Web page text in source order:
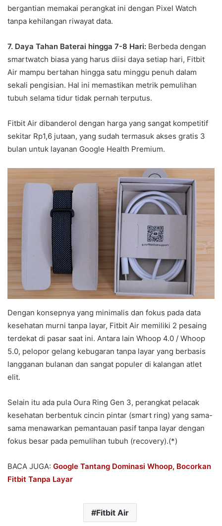
bergantian memakai perangkat ini dengan Pixel Watch
tanpa kehilangan riwayat data.
7. Daya Tahan Baterai hingga 7-8 Hari: Berbeda dengan
smartwatch biasa yang harus diisi daya setiap hari, Fitbit
Air mampu bertahan hingga satu minggu penuh dalam
sekali pengisian. Hal ini memastikan metrik pemulihan
tubuh selama tidur tidak pernah terputus.
Fitbit Air dibanderol dengan harga yang sangat kompetitif
sekitar Rp1,6 jutaan, yang sudah termasuk akses gratis 3
bulan untuk layanan Google Health Premium.
Dengan konsepnya yang minimalis dan fokus pada data
kesehatan murni tanpa layar, Fitbit Air memiliki 2 pesaing
terdekat di pasar saat ini. Antara lain Whoop 4.0 / Whoop
5.0, pelopor gelang kebugaran tanpa layar yang berbasis
langganan bulanan dan sangat populer di kalangan atlet
elit.
Selain itu ada pula Oura Ring Gen 3, perangkat pelacak
kesehatan berbentuk cincin pintar (smart ring) yang sama-
sama menawarkan pemantauan pasif tanpa layar dengan
fokus besar pada pemulihan tubuh (recovery).(*)
BACA JUGA: Google Tantang Dominasi Whoop, Bocorkan
Fitbit Tanpa Layar
Fitbit Air